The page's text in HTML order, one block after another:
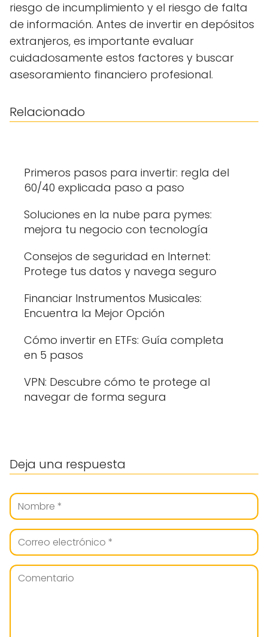
riesgo de incumplimiento y el riesgo de falta
de información. Antes de invertir en depósitos
extranjeros, es importante evaluar
cuidadosamente estos factores y buscar
asesoramiento financiero profesional.
Relacionado
Primeros pasos para invertir: regla del
60/40 explicada paso a paso
Soluciones en la nube para pymes:
mejora tu negocio con tecnología
Consejos de seguridad en Internet:
Protege tus datos y navega seguro
Financiar Instrumentos Musicales:
Encuentra la Mejor Opción
Cómo invertir en ETFs: Guía completa
en 5 pasos
VPN: Descubre cómo te protege al
navegar de forma segura
Deja una respuesta